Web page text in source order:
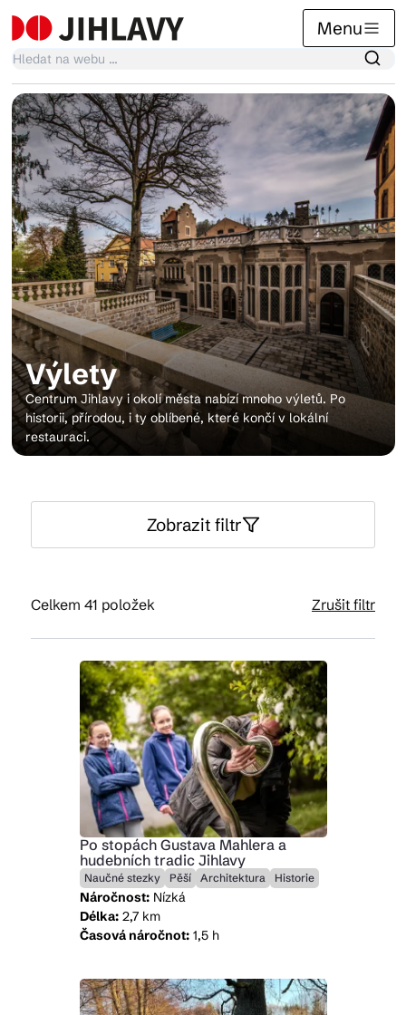
Menu
Kalendář akcí
Tradiční akce
Články
Suvenýry
Praktické info
© 2026 Brána Jihlavy
Výlety
Centrum Jihlavy i okolí města nabízí mnoho výletů. Po
historii, přírodou, i ty oblíbené, které končí v lokální
restauraci.
Zobrazit filtr
Celkem 41 položek Zrušit filtr
Po stopách Gustava Mahlera a
hudebních tradic Jihlavy
Naučné stezky Pěší Architektura Historie
Náročnost:Nízká
Délka:2,7 km
Časová náročnot:1,5 h